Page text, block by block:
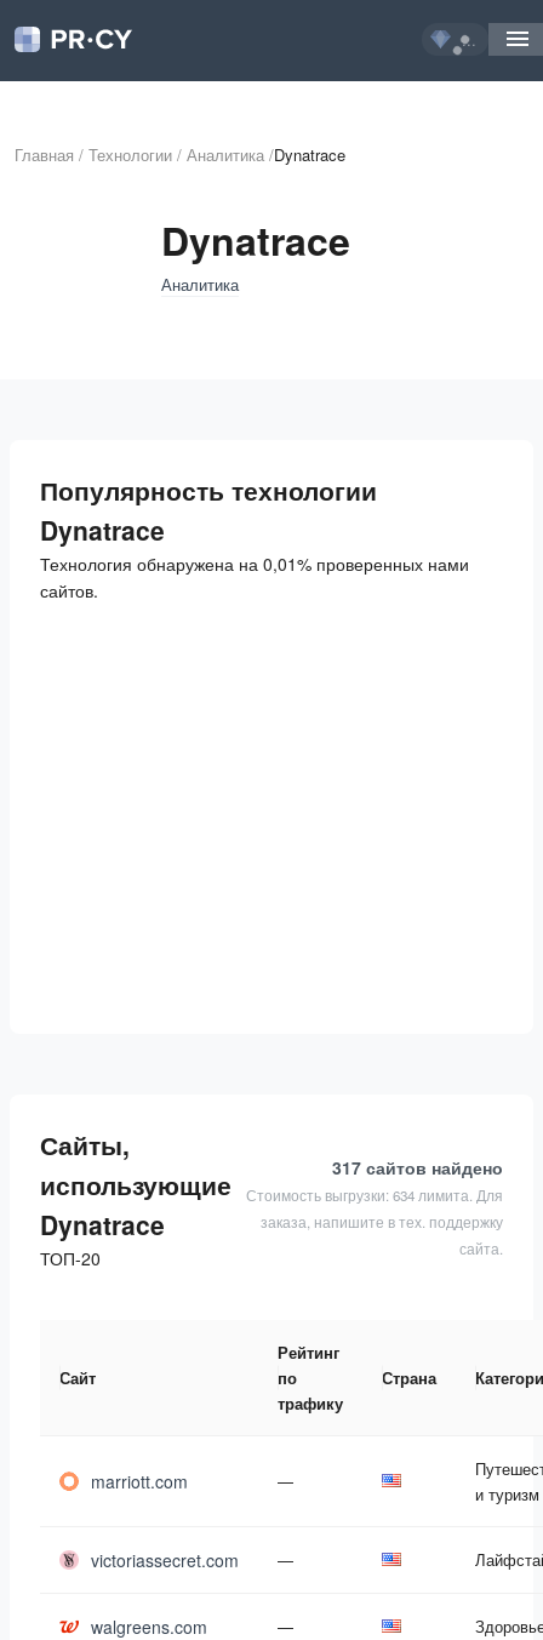
...
Главная / Технологии / Аналитика /Dynatrace
Dynatrace
Аналитика
Популярность технологии
Dynatrace
Технология обнаружена на 0,01% проверенных нами
сайтов.
Сайты,
использующие
Dynatrace
ТОП-20
317 сайтов найдено
Стоимость выгрузки: 634 лимита. Для
заказа, напишите в тех. поддержку
сайта.
Сайт
Рейтинг
по
трафику
Страна
marriott.com —
и туризм
victoriassecret.com —
walgreens.com —